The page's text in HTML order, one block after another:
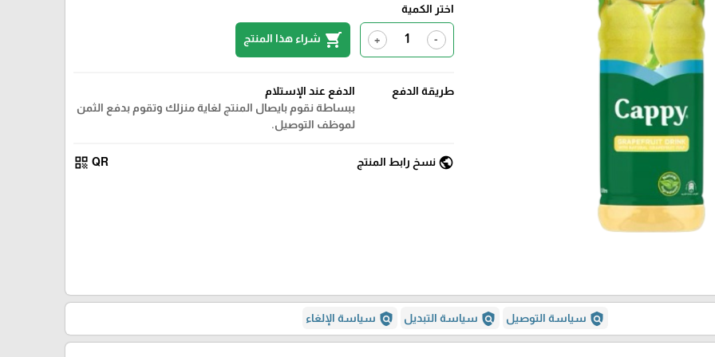
اختر الكمية
-
+
shopping_cart شراء هذا المنتج
طريقة الدفع
الدفع عند الإستلام
ببساطة نقوم بايصال المنتج لغاية منزلك وتقوم بدفع الثمن
لموظف التوصيل.
public نسخ رابط المنتج QR
qr_code
policy سياسة التوصيل policy سياسة التبديل policy سياسة الإلغاء